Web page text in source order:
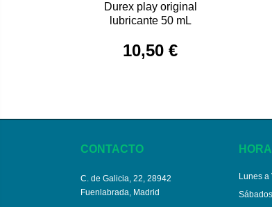
Durex play original
lubricante 50 mL
10,50 €
CONTACTO
C. de Galicia, 22, 28942
Fuenlabrada, Madrid
Lunes